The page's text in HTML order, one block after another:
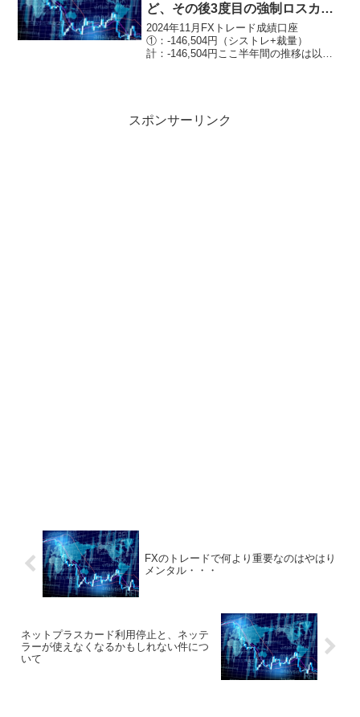
ど、その後3度目の強制ロスカッ
ト！窮地の中、損大利小→損小利
大スタイルへ変更！
2024年11月FXトレード成績口座
①：-146,504円（シストレ+裁量）
計：-146,504円ここ半年間の推移は以下
スポンサーリンク
FXのトレードで何より重要なのはやはり
メンタル・・・
ネットプラスカード利用停止と、ネッテ
ラーが使えなくなるかもしれない件につ
いて